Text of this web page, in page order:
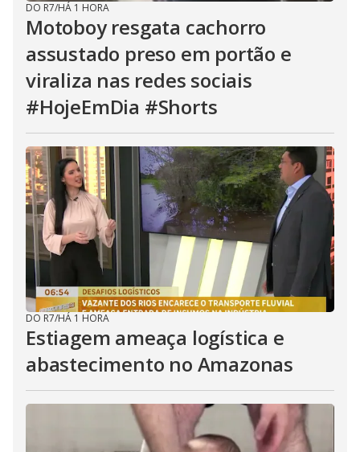
DO R7/HÁ 1 HORA
Motoboy resgata cachorro
assustado preso em portão e
viraliza nas redes sociais
#HojeEmDia #Shorts
DO R7/HÁ 1 HORA
Estiagem ameaça logística e
abastecimento no Amazonas